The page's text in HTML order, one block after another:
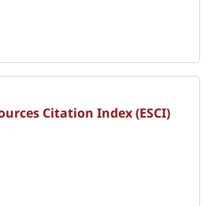
Citation Index (ESCI)